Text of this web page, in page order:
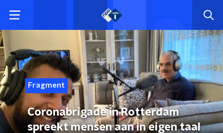
Fragment
Coronabrigade in Rotterdam
spreekt mensen aan in eigen taal